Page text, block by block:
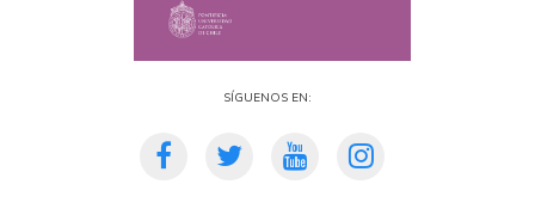
Síguenos en: